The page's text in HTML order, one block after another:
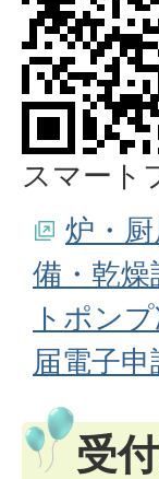
スマート
炉・
備・乾
トポン
届電子
受